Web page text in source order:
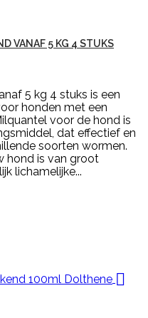
VANAF 5 KG 4 STUKS
5 kg 4 stuks is een
honden met een
voor de hond is
dat effectief en
soorten wormen.
hond is van groot
lichamelijke...
